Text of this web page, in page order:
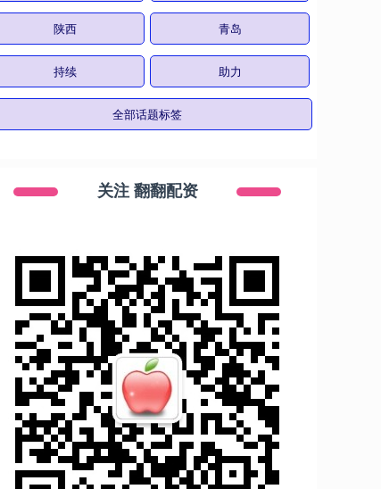
陕西 青岛
持续 助力
全部话题标签
关注 翻翻配资